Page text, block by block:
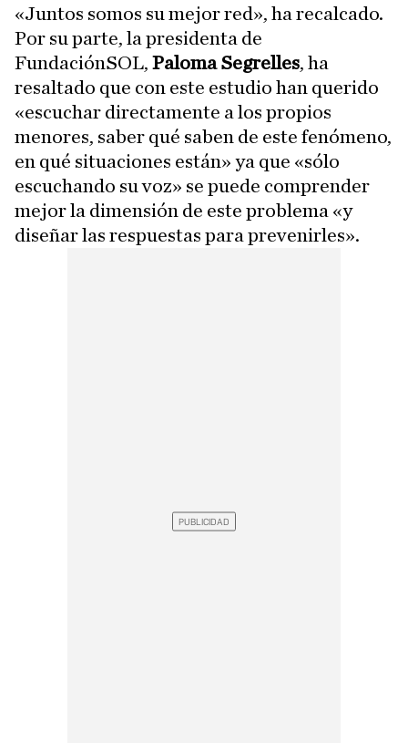
«Juntos somos su mejor red», ha recalcado.
Por su parte, la presidenta de
FundaciónSOL, Paloma Segrelles, ha
resaltado que con este estudio han querido
«escuchar directamente a los propios
menores, saber qué saben de este fenómeno,
en qué situaciones están» ya que «sólo
escuchando su voz» se puede comprender
mejor la dimensión de este problema «y
diseñar las respuestas para prevenirles».